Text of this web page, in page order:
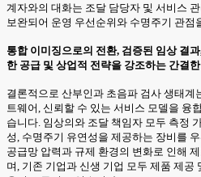
계자와의 대화는 조달 담당자 및 서비스
보완되어 운영 우선순위와 수명주기 관점
통합 이미징으로의 전환, 검증된 임상 결
한 공급 및 상업적 전략을 강조하는 간결한
결론적으로 산부인과 초음파 검사 생태계
트웨어, 신뢰할 수 있는 서비스 모델을 융
습니다. 임상의와 조달 책임자 모두 측정
성, 수명주기 유연성을 제공하는 장비를
공급망 압력과 규제 환경의 변화로 인해
며, 기존 기업과 신생 기업 모두 제품 제공